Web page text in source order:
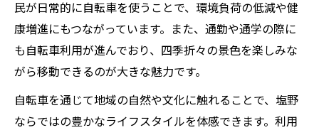
民が日常的に自転車を使うことで、環境負荷の低減や健
康増進にもつながっています。また、通勤や通学の際に
も自転車利用が進んでおり、四季折々の景色を楽しみな
がら移動できるのが大きな魅力です。
自転車を通じて地域の自然や文化に触れることで、塩野
ならではの豊かなライフスタイルを体感できます。利用